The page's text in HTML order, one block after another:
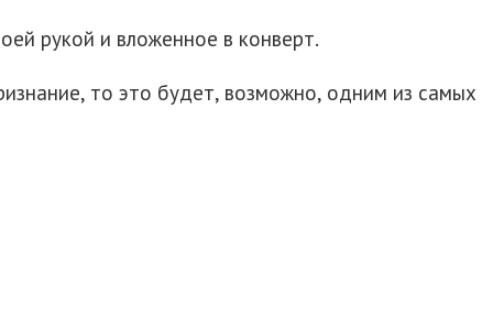
рукой и вложенное в конверт.
то это будет, возможно, одним из самых